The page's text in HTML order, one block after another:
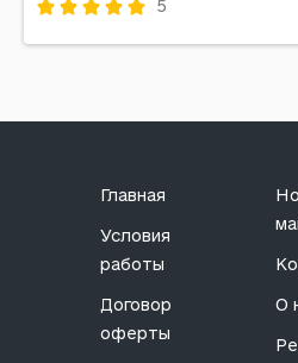
5
Главная
Условия
работы
Договор
оферты
О